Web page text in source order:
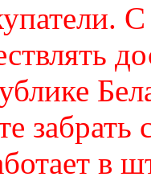
забрать
в